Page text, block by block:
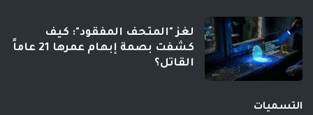
لغز "المتحف المفقود": كيف
كشفت بصمة إبهام عمرها 21 عاماً
القاتل؟
التسميات